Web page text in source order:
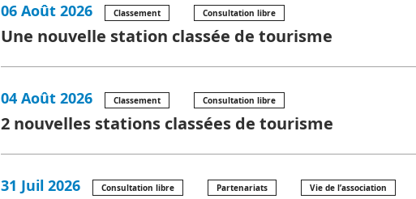
06 Août 2026 Classement Consultation libre
Une nouvelle station classée de tourisme
04 Août 2026 Classement Consultation libre
2 nouvelles stations classées de tourisme
31 Juil 2026 Consultation libre Partenariats Vie de l’association